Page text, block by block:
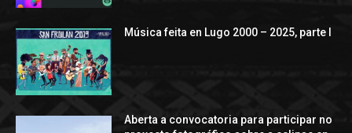
Música feita en Lugo 2000 – 2025, parte I
Aberta a convocatoria para participar no